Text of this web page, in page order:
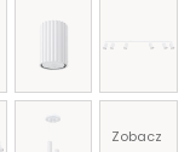
Zobacz